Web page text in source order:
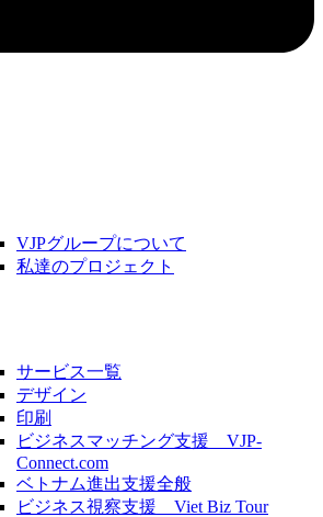
VJPグループについて
私達のプロジェクト
サービス一覧
デザイン
印刷
ビジネスマッチング支援 VJP-
Connect.com
ベトナム進出支援全般
ビジネス視察支援 Viet Biz Tour